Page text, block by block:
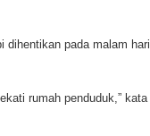
dihentikan pada malam hari
rumah penduduk,” kata